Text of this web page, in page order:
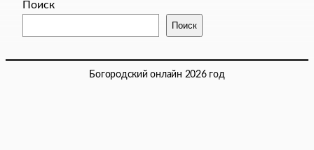
Поиск
Поиск
Богородский онлайн 2026 год